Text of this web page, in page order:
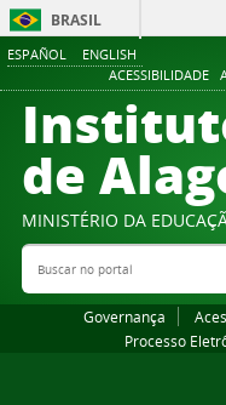
ESPAÑOL ENGLISH
ACESSIBILIDADE
BRASIL
de
MINISTÉRIO DA
Buscar no portal
Governança
Processo